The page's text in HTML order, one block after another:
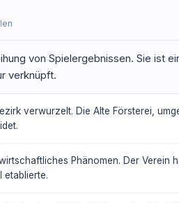
von Spielergebnissen. Sie
verknüpft.
verwurzelt. Die Alte Försterei,
Phänomen. Der
etablierte.